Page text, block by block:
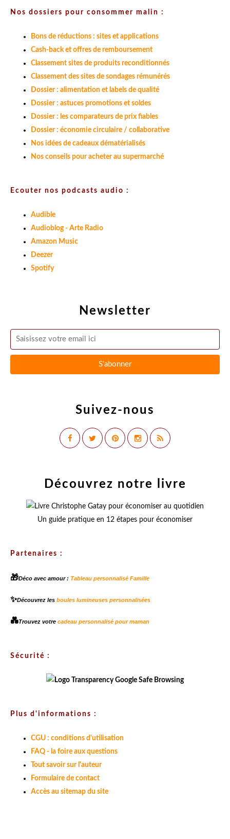
Newsletter
Suivez-nous
Nos dossiers pour consommer malin :
Bons de réductions : sites et applications
Cash-back et offres de remboursement
Classement sites de produits reconditionnés
Classement des sites de sondages rémunérés
Dossier : alimentation et labels de qualité
Dossier : astuces promotions et soldes
Dossier : les comparateurs de prix fiables
Dossier : économie circulaire / collaborative
Nos idées de cadeaux dématérialisés
Nos conseils pour acheter au supermarché
Ecouter nos podcasts audio :
Audible
Audioblog - Arte Radio
Amazon Music
Deezer
Spotify
Découvrez notre livre
Un guide pratique en 12 étapes pour économiser
Partenaires :
🎁Déco avec amour : Tableau personnalisé Famille
✨Découvrez les boules lumineuses personnalisées
💑Trouvez votre cadeau personnalisé pour maman
Sécurité :
Plus d'informations :
CGU : conditions d'utilisation
FAQ - la foire aux questions
Tout savoir sur l'auteur
Formulaire de contact
Accès au sitemap du site